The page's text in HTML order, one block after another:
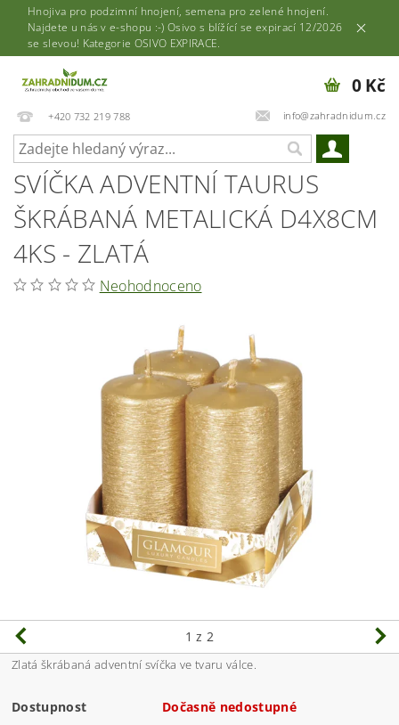
Hnojiva pro podzimní hnojení, semena pro zelené hnojení.
Najdete u nás v e-shopu :-) Osivo s blížící se expirací 12/2026
se slevou! Kategorie OSIVO EXPIRACE.
+420 732 219 788 info@zahradnidum.cz
0 Kč
SVÍČKA ADVENTNÍ TAURUS
ŠKRÁBANÁ METALICKÁ D4X8CM
4KS - ZLATÁ
Neohodnoceno
1 z 2
Zlatá škrábaná adventní svíčka ve tvaru válce.
Dostupnost Dočasně nedostupné